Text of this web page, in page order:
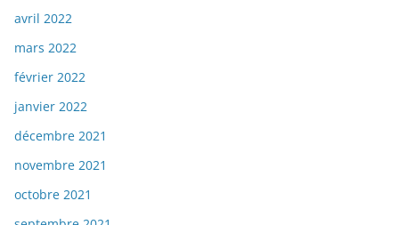
avril 2022
mars 2022
février 2022
janvier 2022
décembre 2021
novembre 2021
octobre 2021